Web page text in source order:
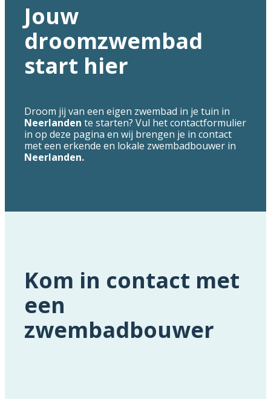
Jouw
droomzwembad
start hier
Droom jij van een eigen zwembad in je tuin in
Neerlanden te starten? Vul het contactformulier
in op deze pagina en wij brengen je in contact
met een erkende en lokale zwembadbouwer in
Neerlanden.
Kom in contact met
een
zwembadbouwer